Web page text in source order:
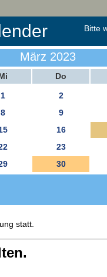
Anmeldung bei Ämtern usw.
Bitte
März 2023
Do
1
2
8
9
16
23
30
statt.